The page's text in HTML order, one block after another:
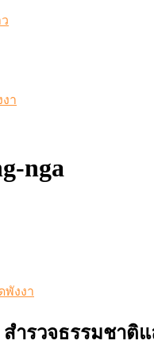
า
nga
พังงา
สำรวจธรรมชาติ